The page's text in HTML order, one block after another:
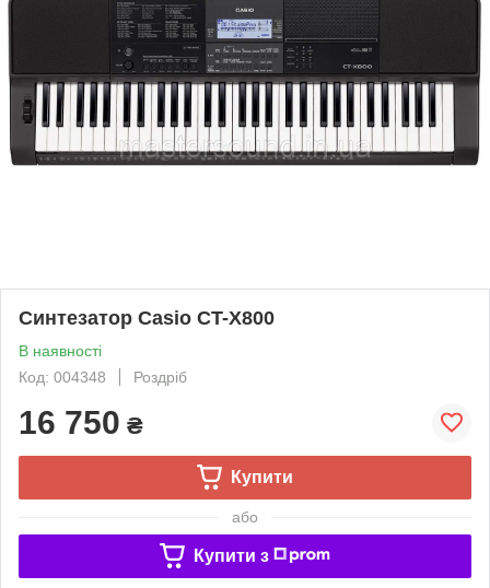
Синтезатор Casio CT-X800
В наявності
Код: 004348
Роздріб
16 750 ₴
Купити
або
Купити з